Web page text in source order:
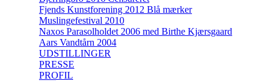
Fjends Kunstforening 2012 Blå mærker
Muslingefestival 2010
Naxos Parasolholdet 2006 med Birthe Kjærsgaard
Aars Vandtårn 2004
UDSTILLINGER
PRESSE
PROFIL